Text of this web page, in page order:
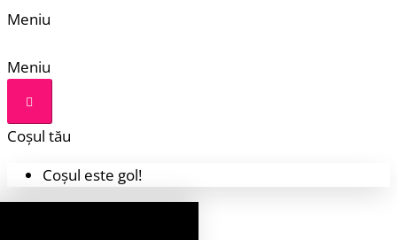
Meniu
Meniu
Coșul tău
Coșul este gol!